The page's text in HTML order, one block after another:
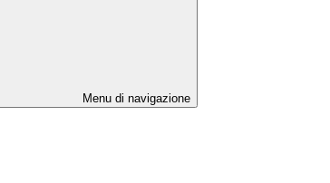
Menu di navigazione